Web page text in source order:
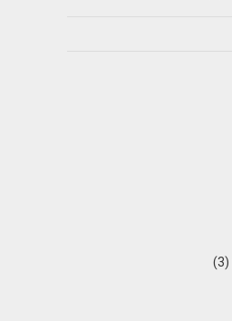
(3)